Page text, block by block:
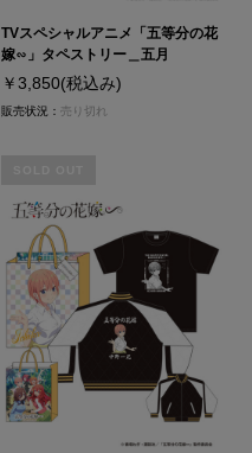
TVスペシャルアニメ「五等分の花
嫁∽」タペストリー＿五月
￥3,850(税込み)
販売状況：売り切れ